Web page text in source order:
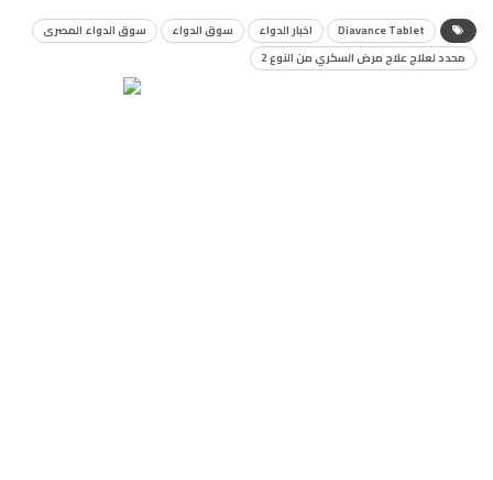
Diavance Tablet اخبار الدواء سوق الدواء
سوق الدواء المصرى
محدد لعلاج علاج مرض السكري من النوع 2